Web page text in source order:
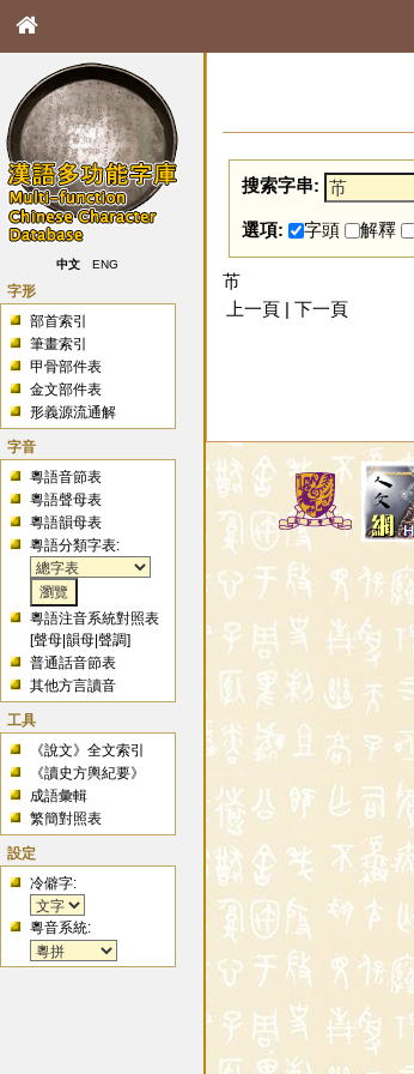
中文 ENG
字形
部首索引
筆畫索引
甲骨部件表
金文部件表
形義源流通解
字音
粵語音節表
粵語聲母表
粵語韻母表
粵語分類字表:
粵語注音系統對照表
[聲母 |韻母 |聲調]
普通話音節表
其他方言讀音
工具
《說文》全文索引
《讀史方輿紀要》
成語彙輯
繁簡對照表
設定
冷僻字:
粵音系統:
搜索字串:
選項: 字頭 解釋
芇
上一頁 | 下一頁